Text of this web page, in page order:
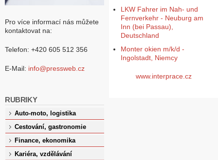
Pro více informací nás můžete
kontaktovat na:
Telefon: +420 605 512 356
E-Mail: info@pressweb.cz
RUBRIKY
Auto-moto, logistika
Cestování, gastronomie
Finance, ekonomika
Kariéra, vzdělávání
LKW Fahrer im Nah- und
Fernverkehr - Neuburg am
Inn (bei Passau),
Deutschland
Monter okien m/k/d -
Ingolstadt, Niemcy
www.interprace.cz